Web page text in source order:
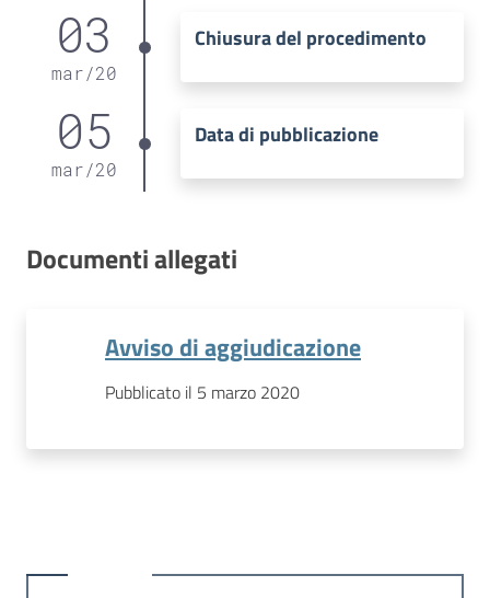
03
mar/20
Chiusura del procedimento
05
mar/20
Data di pubblicazione
Documenti allegati
Avviso di aggiudicazione
Pubblicato il 5 marzo 2020